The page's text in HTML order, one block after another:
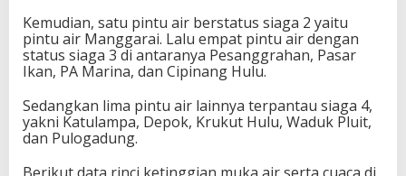
Kemudian, satu pintu air berstatus siaga 2 yaitu
pintu air Manggarai. Lalu empat pintu air dengan
status siaga 3 di antaranya Pesanggrahan, Pasar
Ikan, PA Marina, dan Cipinang Hulu.
Sedangkan lima pintu air lainnya terpantau siaga 4,
yakni Katulampa, Depok, Krukut Hulu, Waduk Pluit,
dan Pulogadung.